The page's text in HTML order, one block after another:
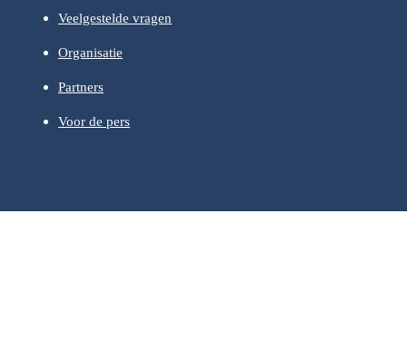
Veelgestelde vragen
Organisatie
Partners
Voor de pers